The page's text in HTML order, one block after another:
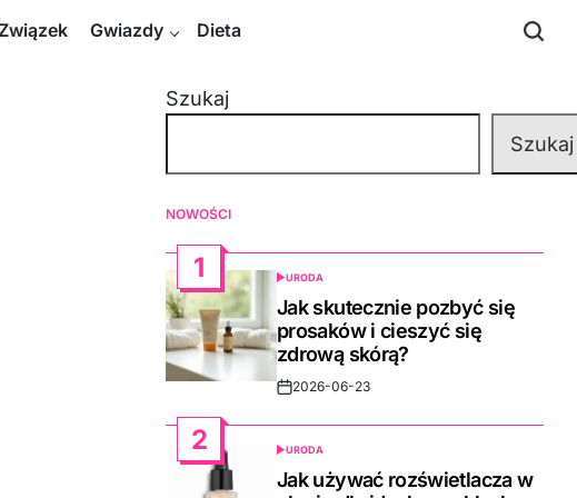
Związek Gwiazdy Dieta
Szukaj
Szukaj
NOWOŚCI
1
POSTED
IN
URODA
Jak skutecznie pozbyć się
prosaków i cieszyć się
zdrową skórą?
Post2026-06-23
2
POSTED
IN
URODA
Jak używać rozświetlacza w